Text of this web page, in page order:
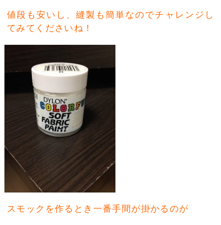
値段も安いし、縫製も簡単なのでチャレンジし
てみてくださいね！
スモックを作るとき一番手間が掛かるのが